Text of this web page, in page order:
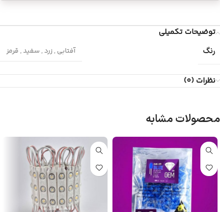
توضیحات تکمیلی
رنگ آفتابی , زرد, سفید, قرمز
نظرات (0)
محصولات مشابه